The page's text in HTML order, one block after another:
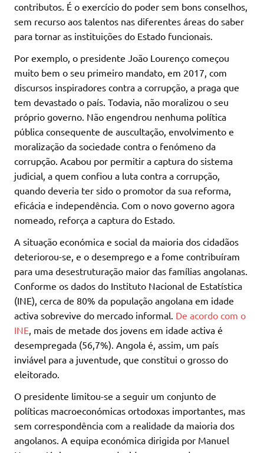
contributos. É o exercício do poder sem bons conselhos,
sem recurso aos talentos nas diferentes áreas do saber
para tornar as instituições do Estado funcionais.
Por exemplo, o presidente João Lourenço começou
muito bem o seu primeiro mandato, em 2017, com
discursos inspiradores contra a corrupção, a praga que
tem devastado o país. Todavia, não moralizou o seu
próprio governo. Não engendrou nenhuma política
pública consequente de auscultação, envolvimento e
moralização da sociedade contra o fenómeno da
corrupção. Acabou por permitir a captura do sistema
judicial, a quem confiou a luta contra a corrupção,
quando deveria ter sido o promotor da sua reforma,
eficácia e independência. Com o novo governo agora
nomeado, reforça a captura do Estado.
A situação económica e social da maioria dos cidadãos
deteriorou-se, e o desemprego e a fome contribuíram
para uma desestruturação maior das famílias angolanas.
Conforme os dados do Instituto Nacional de Estatística
(INE), cerca de 80% da população angolana em idade
activa sobrevive do mercado informal. De acordo com o
INE, mais de metade dos jovens em idade activa é
desempregada (56,7%). Angola é, assim, um país
inviável para a juventude, que constitui o grosso do
eleitorado.
O presidente limitou-se a seguir um conjunto de
políticas macroeconómicas ortodoxas importantes, mas
sem correspondência com a realidade da maioria dos
angolanos. A equipa económica dirigida por Manuel